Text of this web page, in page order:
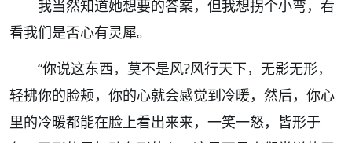
我当然知道她想要的答案，但我想拐个小弯，看
看我们是否心有灵犀。
“你说这东西，莫不是风?风行天下，无影无形，
轻拂你的脸颊，你的心就会感觉到冷暖，然后，你心
里的冷暖都能在脸上看出来来，一笑一怒，皆形于